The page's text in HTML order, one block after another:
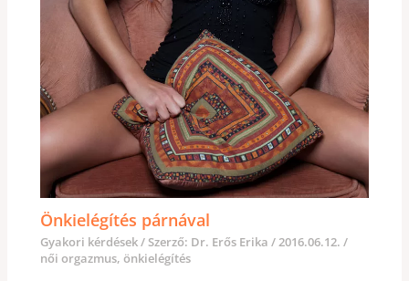
Önkielégítés párnával
Gyakori kérdések/ Szerző: Dr. Erős Erika/2016.06.12./
női orgazmus,önkielégítés